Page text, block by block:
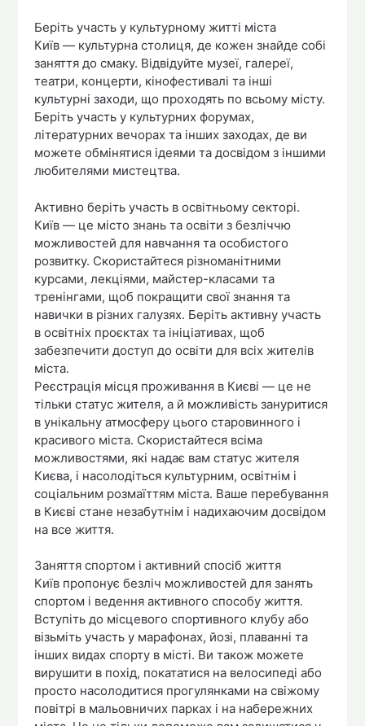
Беріть участь у культурному житті міста
Київ — культурна столиця, де кожен знайде собі
заняття до смаку. Відвідуйте музеї, галереї,
театри, концерти, кінофестивалі та інші
культурні заходи, що проходять по всьому місту.
Беріть участь у культурних форумах,
літературних вечорах та інших заходах, де ви
можете обмінятися ідеями та досвідом з іншими
любителями мистецтва.
Активно беріть участь в освітньому секторі.
Київ — це місто знань та освіти з безліччю
можливостей для навчання та особистого
розвитку. Скористайтеся різноманітними
курсами, лекціями, майстер-класами та
тренінгами, щоб покращити свої знання та
навички в різних галузях. Беріть активну участь
в освітніх проєктах та ініціативах, щоб
забезпечити доступ до освіти для всіх жителів
міста.
Реєстрація місця проживання в Києві — це не
тільки статус жителя, а й можливість зануритися
в унікальну атмосферу цього старовинного і
красивого міста. Скористайтеся всіма
можливостями, які надає вам статус жителя
Києва, і насолодіться культурним, освітнім і
соціальним розмаїттям міста. Ваше перебування
в Києві стане незабутнім і надихаючим досвідом
на все життя.
Заняття спортом і активний спосіб життя
Київ пропонує безліч можливостей для занять
спортом і ведення активного способу життя.
Вступіть до місцевого спортивного клубу або
візьміть участь у марафонах, йозі, плаванні та
інших видах спорту в місті. Ви також можете
вирушити в похід, покататися на велосипеді або
просто насолодитися прогулянками на свіжому
повітрі в мальовничих парках і на набережних